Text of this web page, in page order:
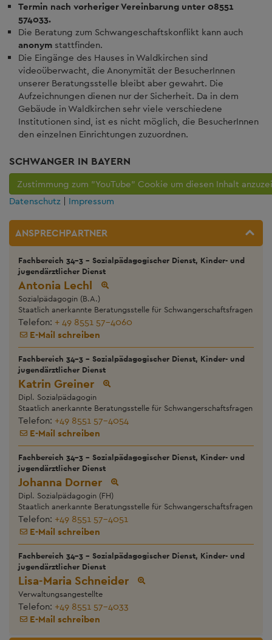
Termin nach vorheriger Vereinbarung unter 08551
574033.
Die Beratung zum Schwangeschaftskonflikt kann auch
anonym stattfinden.
Die Eingänge des Hauses in Waldkirchen sind
videoüberwacht, die Anonymität der BesucherInnen
unserer Beratungsstelle bleibt aber gewahrt. Die
Aufzeichnungen dienen nur der Sicherheit. Da in dem
Gebäude in Waldkirchen sehr viele verschiedene
Institutionen sind, ist es nicht möglich, die BesucherInnen
den einzelnen Einrichtungen zuzuordnen.
SCHWANGER IN BAYERN
Zustimmung zum "YouTube" Cookie um diesen Inhalt
Datenschutz | Impressum
ANSPRECHPARTNER
Fachbereich 34-3 - Sozialpädagogischer Dienst, Kinder- und
jugendärztlicher Dienst
Antonia Lechl
Sozialpädagogin (B.A.)
Staatlich anerkannte Beratungsstelle für Schwangerschaftsfragen
Telefon: + 49 8551 57-4060
E-Mail schreiben
Fachbereich 34-3 - Sozialpädagogischer Dienst, Kinder- und
jugendärztlicher Dienst
Katrin Greiner
Dipl. Sozialpädagogin
Staatlich anerkannte Beratungsstelle für Schwangerschaftsfragen
Telefon: +49 8551 57-4054
E-Mail schreiben
Fachbereich 34-3 - Sozialpädagogischer Dienst, Kinder- und
jugendärztlicher Dienst
Johanna Dorner
Dipl. Sozialpädagogin (FH)
Staatlich anerkannte Beratungsstelle für Schwangerschaftsfragen
Telefon: +49 8551 57-4051
E-Mail schreiben
Fachbereich 34-3 - Sozialpädagogischer Dienst, Kinder- und
jugendärztlicher Dienst
Lisa-Maria Schneider
Verwaltungsangestellte
Telefon: +49 8551 57-4033
E-Mail schreiben